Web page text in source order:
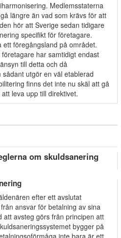
Medlemsstaterna
längre än vad som krävs för att
hör att Sverige sedan tidigare
specifikt för företagare.
föregångsland på området.
har samtidigt endast
till detta och då
utgör en väl etablerad
finns det inte nu skäl att gå
leva upp till direktivet.
om skuldsanering
efter ett avslutat
ansvar för betalning av sina
att avsteg görs från principen att
bygger på
inte bara är ett